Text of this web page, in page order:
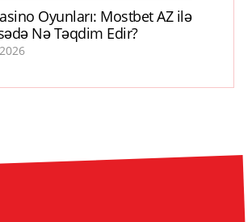
Oyunları: Mostbet AZ ilə
Nə Təqdim Edir?